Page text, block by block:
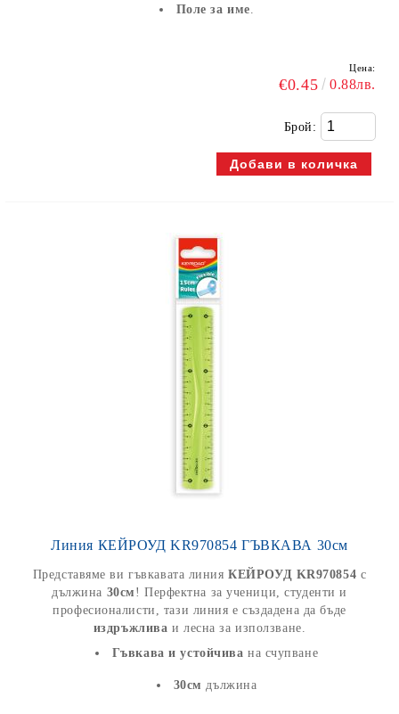
Поле за име.
Цена:
€0.45 0.88лв.
Брой:
Линия КЕЙРОУД KR970854 ГЪВКАВА 30см
Представяме ви гъвкавата линияКЕЙРОУД KR970854 с
дължина 30см ! Перфектна за ученици, студенти и
професионалисти, тази линия е създадена да бъде
издръжлива и лесна за използване.
Гъвкава и устойчива на счупване
30см дължина